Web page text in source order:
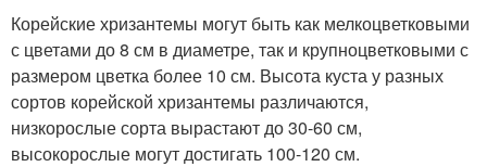
Корейские хризантемы могут быть как мелкоцветковыми
с цветами до 8 см в диаметре, так и крупноцветковыми с
размером цветка более 10 см. Высота куста у разных
сортов корейской хризантемы различаются,
низкорослые сорта вырастают до 30-60 см,
высокорослые могут достигать 100-120 см.